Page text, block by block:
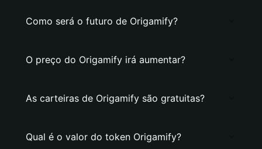
Como será o futuro de Origamify?
O preço do Origamify irá aumentar?
As carteiras de Origamify são gratuitas?
Qual é o valor do token Origamify?